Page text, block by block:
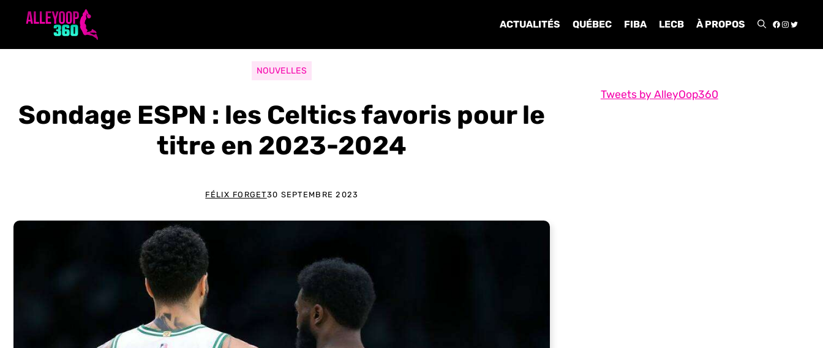
ACTUALITÉS QUÉBEC FIBA LECB À PROPOS
NOUVELLES
Sondage ESPN : les Celtics favoris pour le
titre en 2023-2024
FÉLIX FORGET30 SEPTEMBRE 2023
Tweets by AlleyOop360